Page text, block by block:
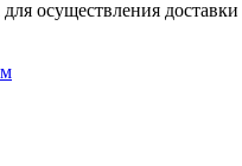
для осуществления доставки